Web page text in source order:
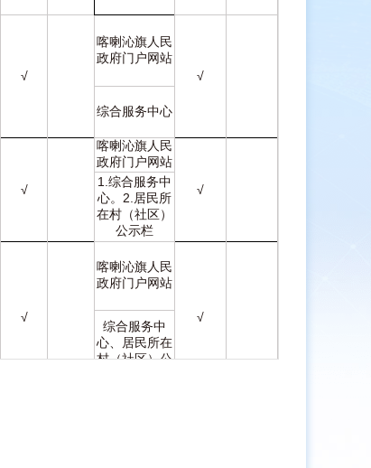
√
喀喇沁旗人民
政府门户网站
√
综合服务中心
√
喀喇沁旗人民
政府门户网站
√
1.综合服务中
心。2.居民所
在村（社区）
公示栏
√
喀喇沁旗人民
政府门户网站
√
综合服务中
心、居民所在
村（社区）公